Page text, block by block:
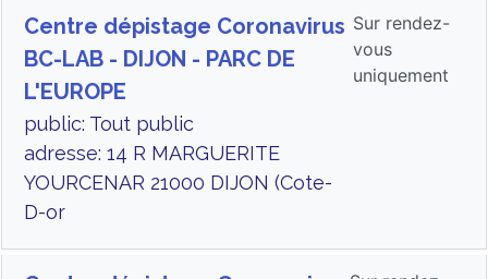
Centre dépistage Coronavirus
BC-LAB - DIJON - PARC DE
L'EUROPE
public: Tout public
adresse: 14 R MARGUERITE
YOURCENAR 21000 DIJON (Cote-
D-or
Sur rendez-
vous
uniquement